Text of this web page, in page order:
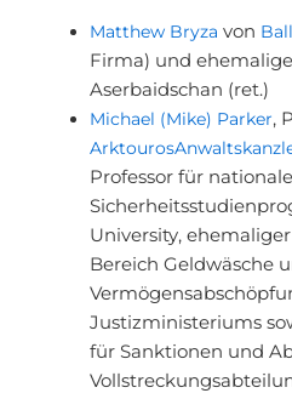
Matthew Bryza von
Firma) und
Aserbaidschan (ret.)
Michael (Mike) Parker,
Professor für
University,
Bereich Geldwäsche
Justizministeriums
für Sanktionen und